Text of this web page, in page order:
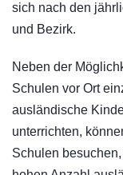
sich nach den
und Bezirk.
Neben der
Schulen vor Ort
ausländische
unterrichten,
Schulen